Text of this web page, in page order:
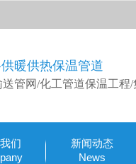
暖供热保温管道
管网/化工管道保温工程
们
新闻动态
News